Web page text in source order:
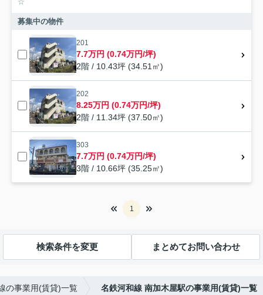
☆
募集中の物件
201
7.7万円 (0.74万円/坪)
2階 / 10.43坪 (34.51㎡)
202
8.25万円 (0.74万円/坪)
2階 / 11.34坪 (37.50㎡)
303
7.7万円 (0.74万円/坪)
3階 / 10.66坪 (35.25㎡)
1
検索条件を変更 まとめてお問い合わせ
の事業用(賃貸)一覧 名鉄河和線 南加木屋駅の事業用(賃貸)一覧